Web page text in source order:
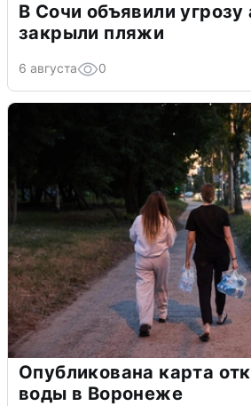
В Сочи объявили
закрыли пляжи
6 августа 0
Опубликована карта
воды в Воронеже